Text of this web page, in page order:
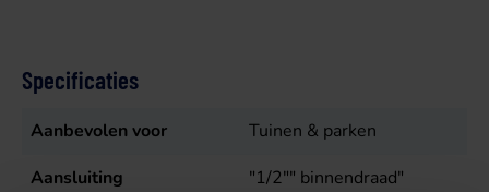
Specificaties
Aanbevolen voor
Tuinen & parken
Aansluiting
"1/2"" binnendraad"